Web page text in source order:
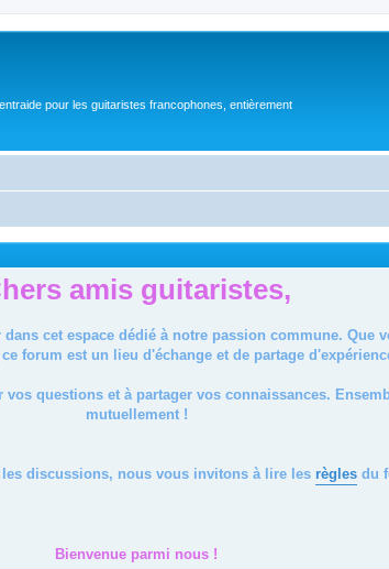
pour les guitaristes francophones, entièrement
amis guitaristes,
cet espace dédié à notre passion commune. Que
forum est un lieu d'échange et de partage
vos questions et à partager vos connaissances.
mutuellement !
discussions, nous vous invitons à lire les règles du
Bienvenue parmi nous !